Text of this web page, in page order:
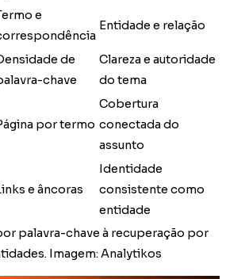
e
Entidade e relação
de
chave
Clareza e autoridade
do tema
por termo
Cobertura
conectada do
assunto
e âncoras
Identidade
consistente como
entidade
palavra-chave à recuperação por
Imagem: Analytikos